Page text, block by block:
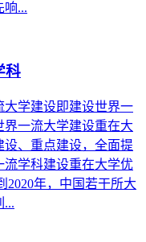
响...
科
学建设即建设世界一
一流大学建设重在大
、重点建设，全面提
学科建设重在大学优
2020年，中国若干所大
...